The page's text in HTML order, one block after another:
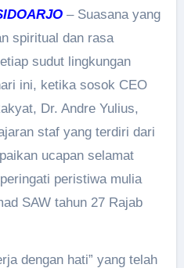
– Suasana yang
spiritual dan rasa
sudut lingkungan
ini, ketika sosok CEO
Dr. Andre Yulius,
staf yang terdiri dari
ucapan selamat
peristiwa mulia
SAW tahun 27 Rajab
dengan hati” yang telah